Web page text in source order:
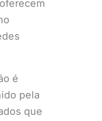
é
pela
que